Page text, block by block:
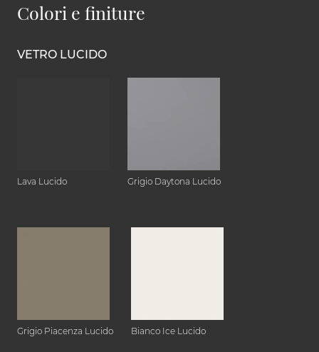
Colori e finiture
VETRO LUCIDO
Lava Lucido Grigio Daytona Lucido
Grigio Piacenza Lucido Bianco Ice Lucido